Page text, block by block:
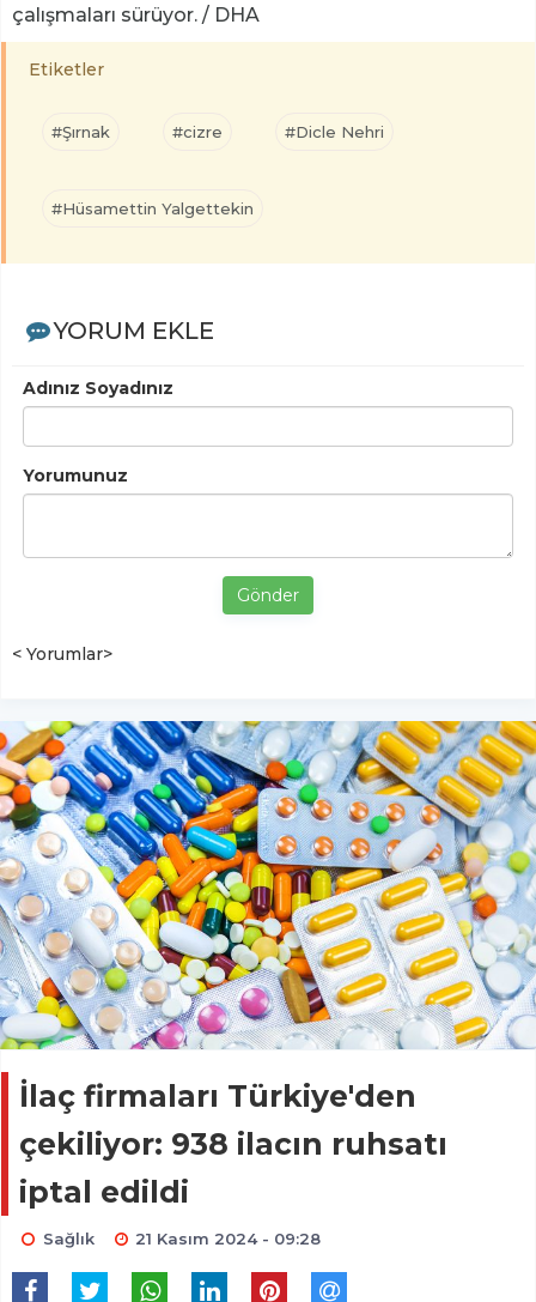
çalışmaları sürüyor. / DHA
Etiketler
#Şırnak #cizre #Dicle Nehri
#Hüsamettin Yalgettekin
YORUM EKLE
Adınız Soyadınız
Yorumunuz
Gönder
< Yorumlar>
İlaç firmaları Türkiye'den
çekiliyor: 938 ilacın ruhsatı
iptal edildi
Sağlık 21 Kasım 2024 - 09:28